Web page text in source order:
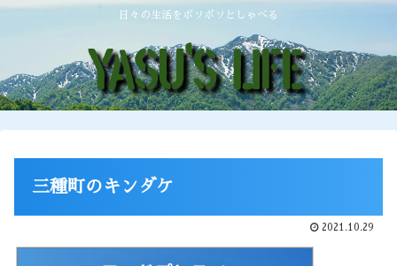
日々の生活をボソボソとしゃべる
三種町のキンダケ
2021.10.29